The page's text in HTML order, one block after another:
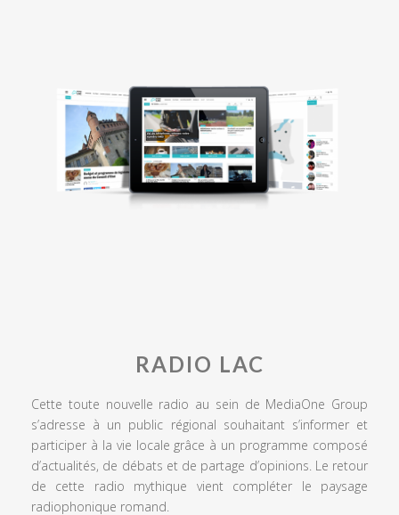
RADIO LAC
Cette toute nouvelle radio au sein de MediaOne Group
s’adresse à un public régional souhaitant s’informer et
participer à la vie locale grâce à un programme composé
d’actualités, de débats et de partage d’opinions. Le retour
de cette radio mythique vient compléter le paysage
radiophonique romand.